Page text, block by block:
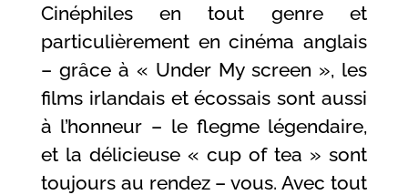
Cinéphiles en tout genre et
particulièrement en cinéma anglais
– grâce à « Under My screen », les
films irlandais et écossais sont aussi
à l’honneur – le flegme légendaire,
et la délicieuse « cup of tea » sont
toujours au rendez – vous. Avec tout